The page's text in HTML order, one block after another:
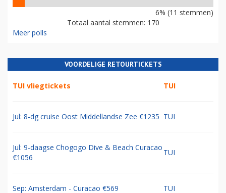
6% (11 stemmen)
Totaal aantal stemmen: 170
Meer polls
VOORDELIGE RETOURTICKETS
TUI vliegtickets TUI
Jul: 8-dg cruise Oost Middellandse Zee €1235 TUI
Jul: 9-daagse Chogogo Dive & Beach Curacao
€1056
TUI
Sep: Amsterdam - Curacao €569 TUI